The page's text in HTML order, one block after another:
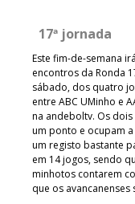
17ª jornada
Este fim-de-semana
encontros da Ronda
sábado, dos quatro
entre ABC UMinho e
na andeboltv. Os
um ponto e ocupam a
um registo bastante
em 14 jogos, sendo
minhotos contarem
que os